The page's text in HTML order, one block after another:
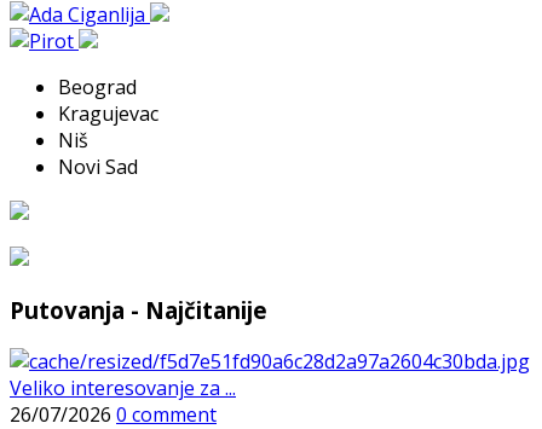
Beograd
Kragujevac
Niš
Novi Sad
Putovanja - Najčitanije
Veliko interesovanje za ...
26/07/2026 0 comment